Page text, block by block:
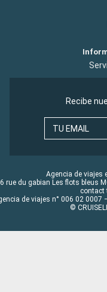
Recibe
TU EMAIL
Agencia de viajes
rue du gabian Les flots bleus
contact
de viajes n° 006 02 0007
©